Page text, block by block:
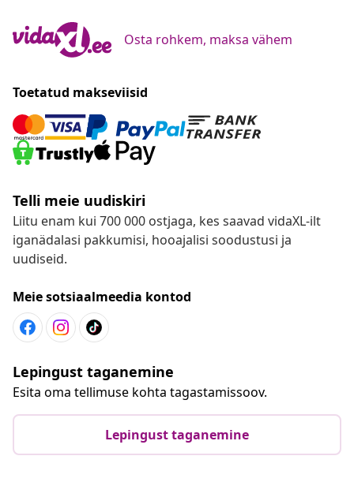
Osta rohkem, maksa vähem
Toetatud makseviisid
Telli meie uudiskiri
Liitu enam kui 700 000 ostjaga, kes saavad vidaXL-ilt
iganädalasi pakkumisi, hooajalisi soodustusi ja
uudiseid.
Meie sotsiaalmeedia kontod
Lepingust taganemine
Esita oma tellimuse kohta tagastamissoov.
Lepingust taganemine